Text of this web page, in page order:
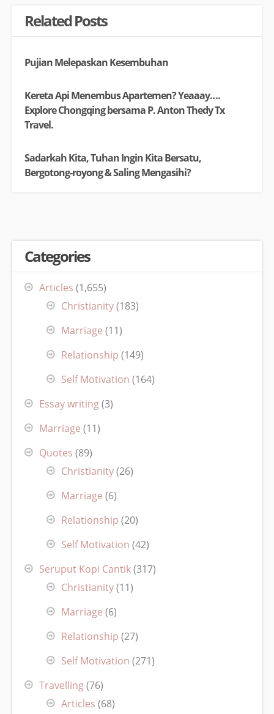
Related Posts
Pujian Melepaskan Kesembuhan
Kereta Api Menembus Apartemen? Yeaaay….
Explore Chongqing bersama P. Anton Thedy Tx
Travel.
Sadarkah Kita, Tuhan Ingin Kita Bersatu,
Bergotong-royong & Saling Mengasihi?
Categories
Articles (1,655)
Christianity(183)
Marriage (11)
Relationship (149)
Self Motivation (164)
Essay writing(3)
Marriage (11)
Quotes (89)
Christianity(26)
Marriage (6)
Relationship (20)
Self Motivation (42)
Seruput Kopi Cantik(317)
Christianity(11)
Marriage (6)
Relationship (27)
Self Motivation (271)
Travelling(76)
Articles (68)